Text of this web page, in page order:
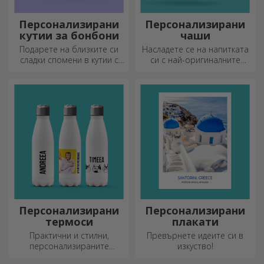
Персонализирани
кутии за бонбони
Подарете на близките си
сладки спомени в кутии с
Персонализирани
чаши
Насладете се на напитката
си с най-оригиналните
Персонализирани
термоси
Практични и стилни,
персонализираните
Персонализирани
плакати
Превърнете идеите си в
изкуство!